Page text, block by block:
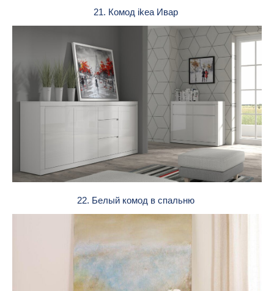
21. Комод ikea Ивар
22. Белый комод в спальню